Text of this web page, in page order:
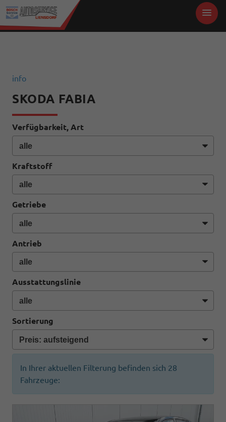
info
SKODA FABIA
Verfügbarkeit, Art
Kraftstoff
Getriebe
Antrieb
Ausstattungslinie
Sortierung
In Ihrer aktuellen Filterung befinden sich 28
Fahrzeuge: